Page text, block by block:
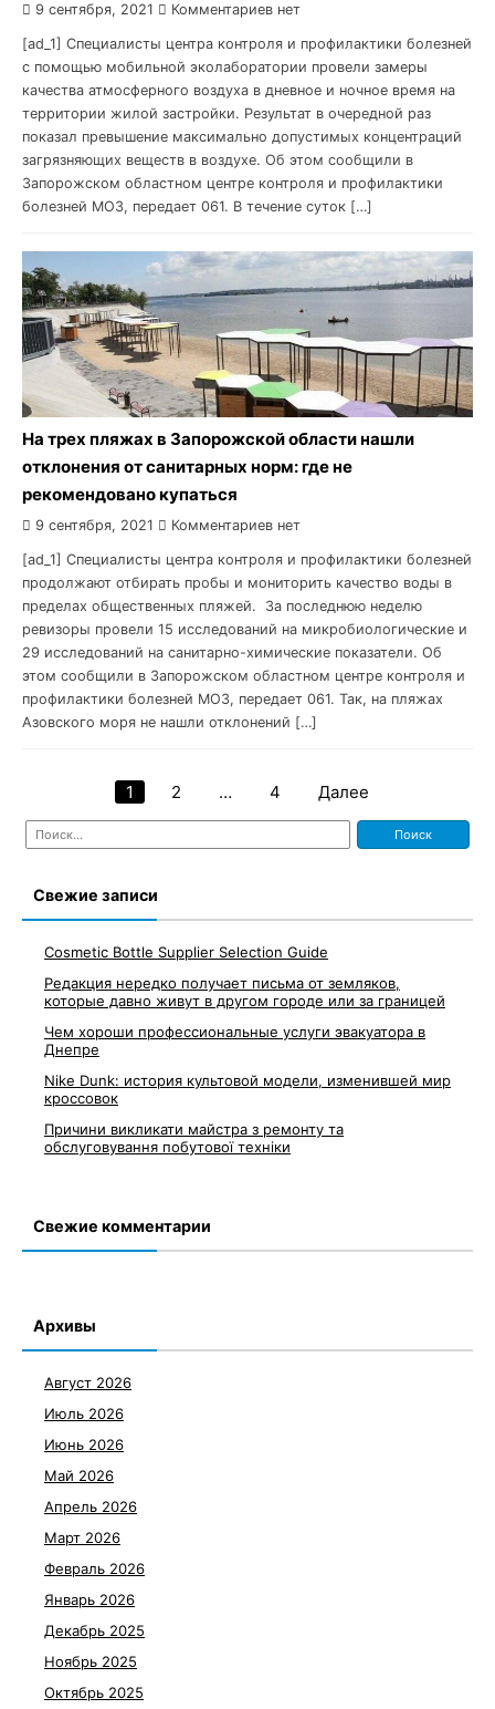
9 сентября, 2021 Комментариев нет
[ad_1] Специалисты центра контроля и профилактики болезней
с помощью мобильной эколаборатории провели замеры
качества атмосферного воздуха в дневное и ночное время на
территории жилой застройки. Результат в очередной раз
показал превышение максимально допустимых концентраций
загрязняющих веществ в воздухе. Об этом сообщили в
Запорожском областном центре контроля и профилактики
болезней МОЗ, передает 061. В течение суток […]
На трех пляжах в Запорожской области нашли
отклонения от санитарных норм: где не
рекомендовано купаться
9 сентября, 2021 Комментариев нет
[ad_1] Специалисты центра контроля и профилактики болезней
продолжают отбирать пробы и мониторить качество воды в
пределах общественных пляжей. За последнюю неделю
ревизоры провели 15 исследований на микробиологические и
29 исследований на санитарно-химические показатели. Об
этом сообщили в Запорожском областном центре контроля и
профилактики болезней МОЗ, передает 061. Так, на пляжах
Азовского моря не нашли отклонений […]
Навигация
по
1 2 … 4 Далее
Найти:
Свежие записи
Cosmetic Bottle Supplier Selection Guide
Редакция нередко получает письма от земляков,
которые давно живут в другом городе или за границей
Чем хороши профессиональные услуги эвакуатора в
Днепре
Nike Dunk: история культовой модели, изменившей мир
кроссовок
Причини викликати майстра з ремонту та
обслуговування побутової техніки
Свежие комментарии
Архивы
Август 2026
Июль 2026
Июнь 2026
Май 2026
Апрель 2026
Март 2026
Февраль 2026
Январь 2026
Декабрь 2025
Ноябрь 2025
Октябрь 2025